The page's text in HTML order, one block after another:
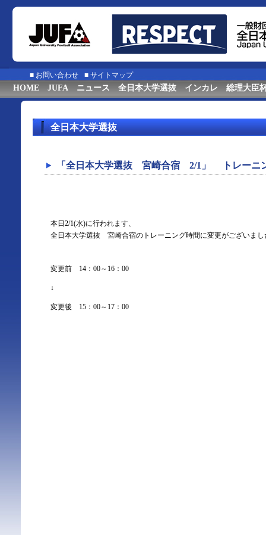
■ お問い合わせ ■ サイトマップ
HOME JUFA ニュース 全日本大学選抜 インカレ 総理大臣
全日本大学選抜
「全日本大学選抜 宮崎合宿 2/1」 トレーニ
本日2/1(水)に行われます、
全日本大学選抜 宮崎合宿のトレーニング時間に変更がございま
変更前 14：00～16：00
↓
変更後 15：00～17：00